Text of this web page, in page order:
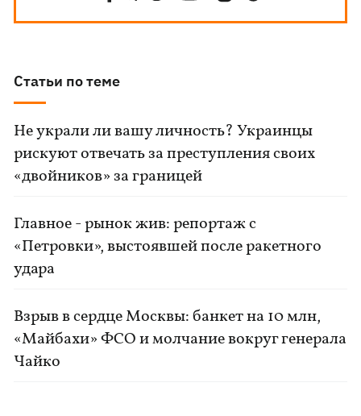
Статьи по теме
Не украли ли вашу личность? Украинцы
рискуют отвечать за преступления своих
«двойников» за границей
Главное - рынок жив: репортаж с
«Петровки», выстоявшей после ракетного
удара
Взрыв в сердце Москвы: банкет на 10 млн,
«Майбахи» ФСО и молчание вокруг генерала
Чайко